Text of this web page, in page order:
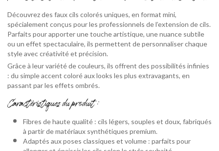
Découvrez des faux cils colorés uniques, en format mini,
spécialement conçus pour les professionnels de l’extension de cils.
Parfaits pour apporter une touche artistique, une nuance subtile
ou un effet spectaculaire, ils permettent de personnaliser chaque
style avec créativité et précision.
Grâce à leur variété de couleurs, ils offrent des possibilités infinies
: du simple accent coloré aux looks les plus extravagants, en
passant par les effets ombrés.
Caractéristiques du produit :
Fibres de haute qualité : cils légers, souples et doux, fabriqués
à partir de matériaux synthétiques premium.
Adaptés aux poses classiques et volume : parfaits pour